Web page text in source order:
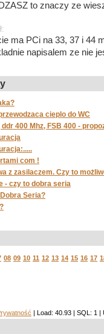
to znaczy ze
ma PCi na 33, 37 i 44
napisalem ze nie
cieplo do WC
ddr 400 Mhz, FSB 400 -
com !
z zasilaczem. Czy to
- czy to dobra seria
Seria?
08 09 10 11 12 13 14 15 16 17
| Load: 40.93 | SQL: 1